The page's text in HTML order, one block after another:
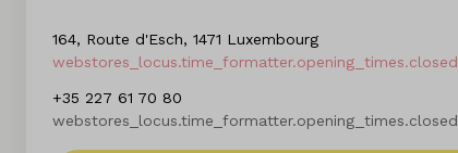
164, Route d'Esch, 1471 Luxembourg
webstores_locus.time_formatter.opening_times.closed
+35 227 61 70 80
webstores_locus.time_formatter.opening_times.closed